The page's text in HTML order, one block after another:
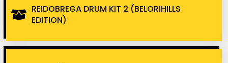
REIDOBREGA DRUM KIT 2 (BELORIHILLS
EDITION)